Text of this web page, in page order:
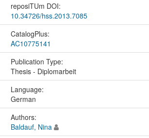
reposiTUm DOI:
10.34726/hss.2013.7085
CatalogPlus:
AC10775141
Publication Type:
Thesis - Diplomarbeit
Language:
German
Authors:
Baldauf, Nina